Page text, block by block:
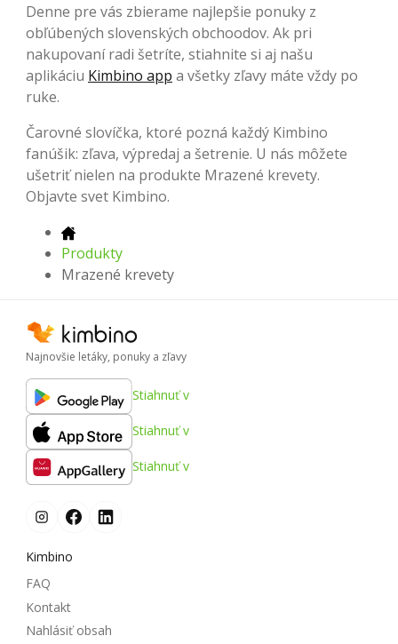
Denne pre vás zbierame najlepšie ponuky z
obľúbených slovenských obchoodov. Ak pri
nakupovaní radi šetríte, stiahnite si aj našu
aplikáciu Kimbino app a všetky zľavy máte vždy po
ruke.
Čarovné slovíčka, ktoré pozná každý Kimbino
fanúšik: zľava, výpredaj a šetrenie. U nás môžete
ušetriť nielen na produkte Mrazené krevety.
Objavte svet Kimbino.
Produkty
Mrazené krevety
Najnovšie letáky, ponuky a zľavy
Stiahnuť v
Stiahnuť v
Stiahnuť v
Kimbino
FAQ
Kontakt
Nahlásiť obsah